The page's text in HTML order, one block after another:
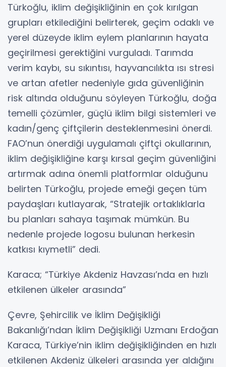
Türkoğlu, iklim değişikliğinin en çok kırılgan
grupları etkilediğini belirterek, geçim odaklı ve
yerel düzeyde iklim eylem planlarının hayata
geçirilmesi gerektiğini vurguladı. Tarımda
verim kaybı, su sıkıntısı, hayvancılıkta ısı stresi
ve artan afetler nedeniyle gıda güvenliğinin
risk altında olduğunu söyleyen Türkoğlu, doğa
temelli çözümler, güçlü iklim bilgi sistemleri ve
kadın/genç çiftçilerin desteklenmesini önerdi.
FAO’nun önerdiği uygulamalı çiftçi okullarının,
iklim değişikliğine karşı kırsal geçim güvenliğini
artırmak adına önemli platformlar olduğunu
belirten Türkoğlu, projede emeği geçen tüm
paydaşları kutlayarak, “Stratejik ortaklıklarla
bu planları sahaya taşımak mümkün. Bu
nedenle projede logosu bulunan herkesin
katkısı kıymetli” dedi.
Karaca; “Türkiye Akdeniz Havzası’nda en hızlı
etkilenen ülkeler arasında”
Çevre, Şehircilik ve İklim Değişikliği
Bakanlığı’ndan İklim Değişikliği Uzmanı Erdoğan
Karaca, Türkiye’nin iklim değişikliğinden en hızlı
etkilenen Akdeniz ülkeleri arasında yer aldığını